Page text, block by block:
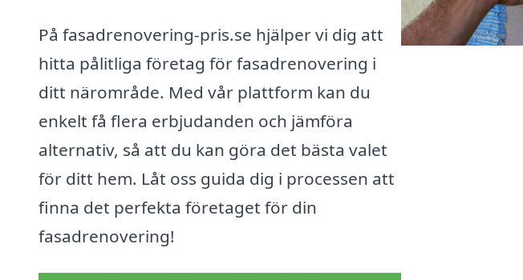
På fasadrenovering-pris.se hjälper vi dig att
hitta pålitliga företag för fasadrenovering i
ditt närområde. Med vår plattform kan du
enkelt få flera erbjudanden och jämföra
alternativ, så att du kan göra det bästa valet
för ditt hem. Låt oss guida dig i processen att
finna det perfekta företaget för din
fasadrenovering!